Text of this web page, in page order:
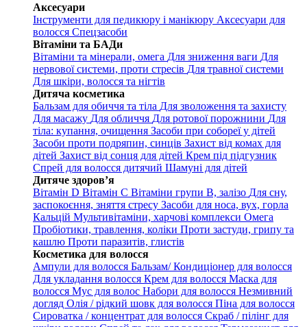
Аксесуари
Інструменти для педикюру і манікюру Аксесуари для
волосся Спецзасоби
Вітаміни та БАДи
Вітаміни та мінерали, омега Для зниження ваги Для
нервової системи, проти стресів Для травної системи
Для шкіри, волосся та нігтів
Дитяча косметика
Бальзам для обиччя та тіла Для зволоження та захисту
Для масажу Для обличчя Для ротової порожнини Для
тіла: купання, очищення Засоби при собореї у дітей
Засоби проти подряпин, синців Захист від комах для
дітей Захист від сонця для дітей Крем під підгузник
Спрей для волосся дитячий Шамуні для дітей
Дитяче здоров’я
Вітамін D Вітамін С Вітаміни групи В, залізо Для сну,
заспокоєння, зняття стресу Засоби для носа, вух, горла
Кальцій Мультивітаміни, харчові комплекси Омега
Пробіотики, травлення, коліки Проти застуди, грипу та
кашлю Проти паразитів, глистів
Косметика для волосся
Ампули для волосся Бальзам/ Кондиціонер для волосся
Для укладання волосся Крем для волосся Маска для
волосся Мус для волос Набори для волосся Незмивний
догляд Олія / рідкий шовк для волосся Піна для волосся
Сироватка / концентрат для волосся Скраб / пілінг для